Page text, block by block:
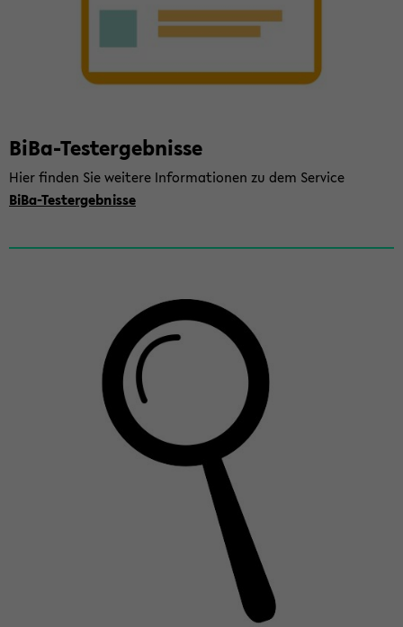
BiBa-​Testergebnisse
Hier fin­den Sie wei­te­re In­for­ma­tio­nen zu dem Ser­vice
BiBa-​Testergebnisse